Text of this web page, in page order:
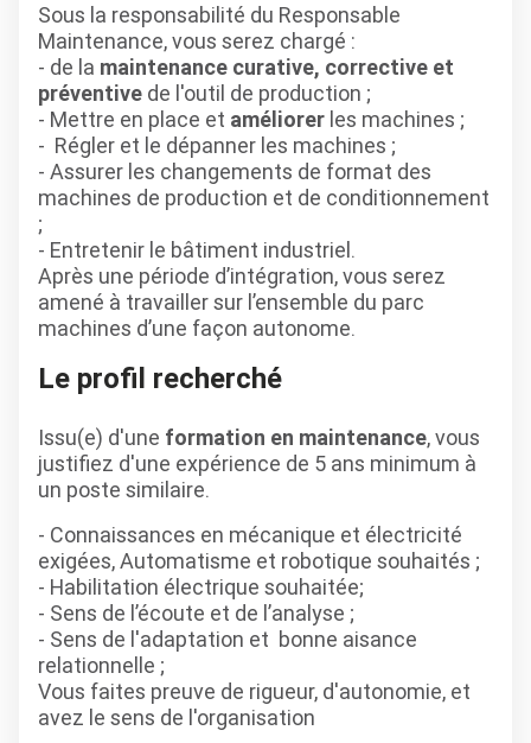
Sous la responsabilité du Responsable
Maintenance, vous serez chargé :
- de la maintenance curative, corrective et
préventive de l'outil de production ;
- Mettre en place et améliorer les machines ;
- Régler et le dépanner les machines ;
- Assurer les changements de format des
machines de production et de conditionnement
;
- Entretenir le bâtiment industriel.
Après une période d’intégration, vous serez
amené à travailler sur l’ensemble du parc
machines d’une façon autonome.
Le profil recherché
Issu(e) d'une formation en maintenance, vous
justifiez d'une expérience de 5 ans minimum à
un poste similaire.
- Connaissances en mécanique et électricité
exigées, Automatisme et robotique souhaités ;
- Habilitation électrique souhaitée;
- Sens de l’écoute et de l’analyse ;
- Sens de l'adaptation et bonne aisance
relationnelle ;
Vous faites preuve de rigueur, d'autonomie, et
avez le sens de l'organisation